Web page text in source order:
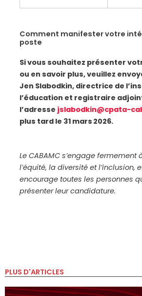
Comment manifester votre
poste
Si vous souhaitez présenter
ou en savoir plus, veuillez
Jen Slabodkin, directrice de
l’éducation et registraire
l’adresse jslabodkin@cpata-
plus tard le 31 mars 2026.
Le CABAMC s’engage fermement
l’équité, la diversité et l’inclusion,
encourage toutes les personnes
présenter leur candidature.
PLUS D'ARTICLES